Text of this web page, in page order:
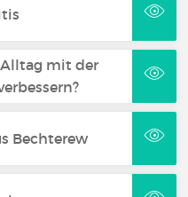
mit der
Bechterew